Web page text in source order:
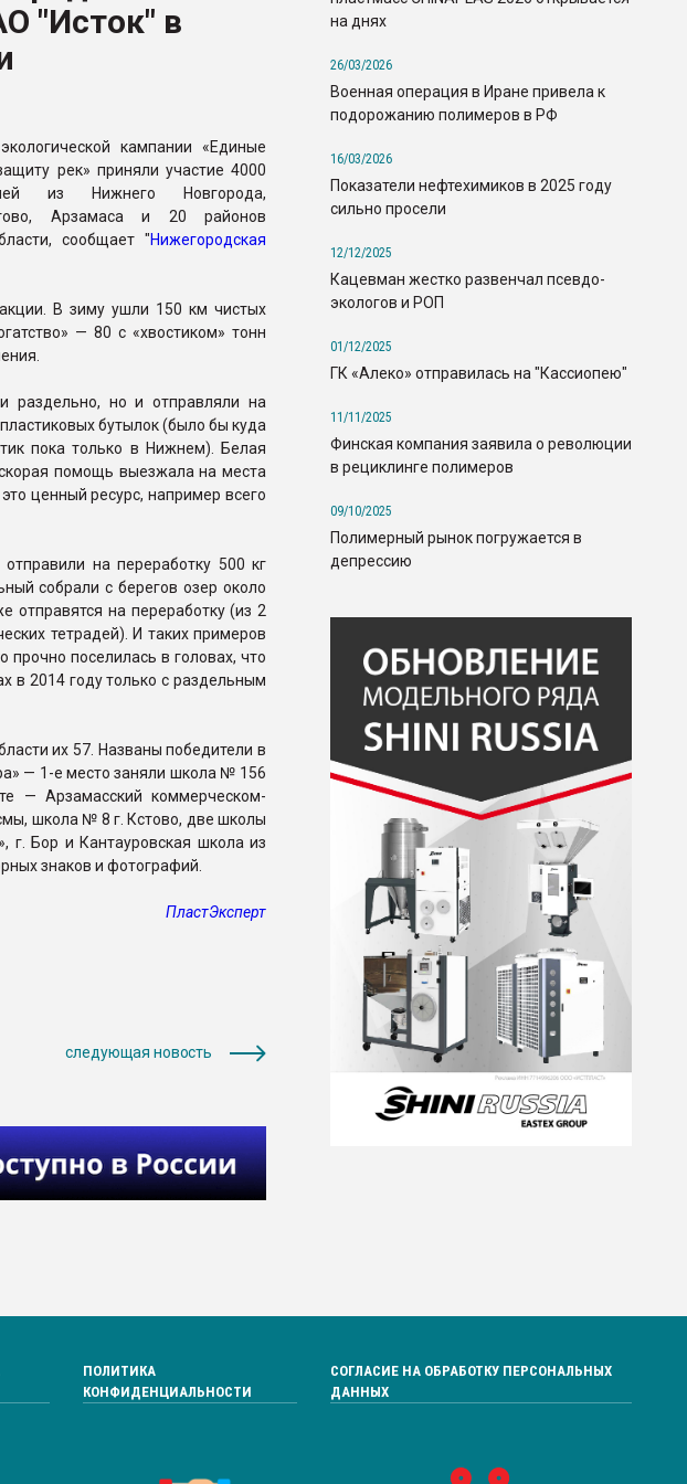
"Исток" в
кампании «Единые
рек» приняли участие 4000
из Нижнего Новгорода,
Арзамаса и 20 районов
сообщает "Нижегородская
В зиму ушли 150 км чистых
— 80 с «хвостиком» тонн
раздельно, но и отправляли на
бутылок (было бы куда
пока только в Нижнем). Белая
помощь выезжала на места
ценный ресурс, например всего
на переработку 500 кг
собрали с берегов озер около
отправятся на переработку (из 2
тетрадей). И таких примеров
прочно поселилась в головах, что
в 2014 году только с раздельным
их 57. Названы победители в
— 1-е место заняли школа № 156
— Арзамасский коммерческом-
школа № 8 г. Кстово, две школы
г. Бор и Кантауровская школа из
знаков и фотографий.
ПластЭксперт
следующая новость
на днях
26/03/2026
Военная операция в Иране привела к
подорожанию полимеров в РФ
16/03/2026
Показатели нефтехимиков в 2025 году
сильно просели
12/12/2025
Кацевман жестко развенчал псевдо-
экологов и РОП
01/12/2025
ГК «Алеко» отправилась на "Кассиопею"
11/11/2025
Финская компания заявила о революции
в рециклинге полимеров
09/10/2025
Полимерный рынок погружается в
депрессию
ПОЛИТИКА
КОНФИДЕНЦИАЛЬНОСТИ
СОГЛАСИЕ НА ОБРАБОТКУ ПЕРСОНАЛЬНЫХ
ДАННЫХ